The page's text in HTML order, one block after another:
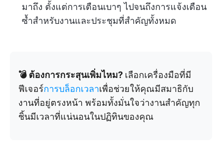
มาถึง ตั้งแต่การเตือนเบาๆ ไปจนถึงการแจ้งเตือน
ซ้ำสำหรับงานและประชุมที่สำคัญทั้งหมด
💣 ต้องการกระสุนเพิ่มไหม? เลือกเครื่องมือที่มี
ฟีเจอร์การบล็อกเวลาเพื่อช่วยให้คุณมีสมาธิกับ
งานที่อยู่ตรงหน้า พร้อมทั้งมั่นใจว่างานสำคัญทุก
ชิ้นมีเวลาที่แน่นอนในปฏิทินของคุณ